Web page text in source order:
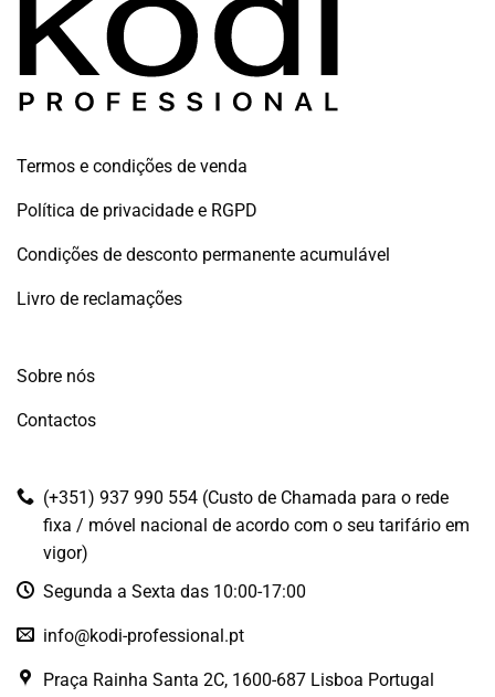
Termos e condições de venda
Política de privacidade e RGPD
Condições de desconto permanente acumulável
Livro de reclamações
Sobre nós
Contactos
(+351) 937 990 554 (Custo de Chamada para o rede
fixa / móvel nacional de acordo com o seu tarifário em
vigor)
Segunda a Sexta das 10:00-17:00
info@kodi-professional.pt
Praça Rainha Santa 2C, 1600-687 Lisboa Portugal